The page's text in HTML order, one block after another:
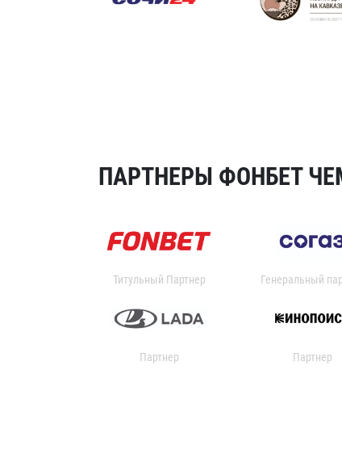
ПАРТНЕРЫ ФОНБЕТ
Титульный Партнер Генеральный
Партнер Партнер